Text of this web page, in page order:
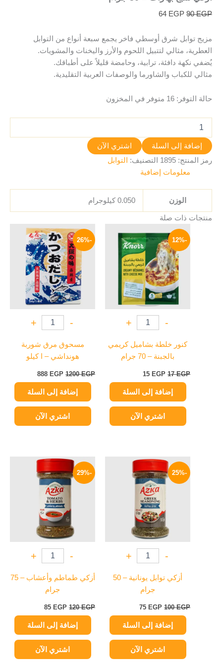
90EGP
64 EGP
مزيج توابل شرق أوسطي فاخر يجمع سبعة أنواع من التوابل
العطرية، مثالي لتتبيل اللحوم والأرز واليخنات والمشويات.
يُضفي نكهة دافئة، ترابية، وحامضة قليلاً على أطباقك.
مثالي للكباب والشاورما والوصفات العربية التقليدية.
حالة التوفر: 16 متوفر في المخزون
إضافة إلى السلة
اشتري الآن
رمز المنتج: 1895 التصنيف:
التوابل
معلومات إضافية
الوزن 0.050 كيلوجرام
منتجات ذات صلة
-12%
-
+
كنور خلطة بشاميل كريمي
بالجبنة – 70 جرام
17EGP
الأصلي
هو:
17 EGP.
15 EGP
الحالي
هو:
15 EGP.
إضافة إلى السلة
اشتري الآن
-26%
-
+
مسحوق مرق شوربة
هونداشي – ا كيلو
1200EGP
السعر
الأصلي
هو:
1200 EGP.
888 EGP
السعر
الحالي
هو:
888 EGP.
إضافة إلى السلة
اشتري الآن
-25%
-
+
أزكي توابل يونانية – 50
جرام
100EGP
السعر
الأصلي
هو:
100 EGP.
75 EGP
السعر
هو:
75 EGP.
إضافة إلى السلة
اشتري الآن
-29%
-
+
أزكي طماطم وأعشاب – 75
جرام
120EGP
السعر
هو:
120 EGP.
85 EGP
السعر
هو:
85 EGP.
إضافة إلى السلة
اشتري الآن